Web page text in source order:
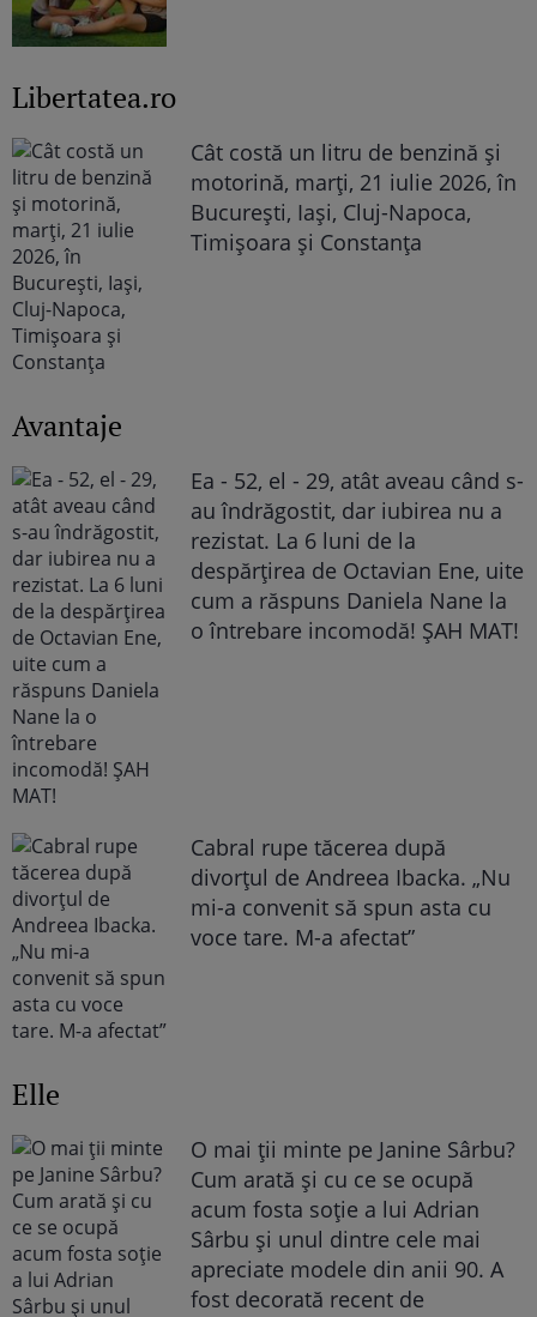
Libertatea.ro
Cât costă un litru de benzină și
motorină, marți, 21 iulie 2026, în
București, Iași, Cluj-Napoca,
Timișoara și Constanța
Avantaje
Ea - 52, el - 29, atât aveau când s-
au îndrăgostit, dar iubirea nu a
rezistat. La 6 luni de la
despărțirea de Octavian Ene, uite
cum a răspuns Daniela Nane la
o întrebare incomodă! ȘAH MAT!
Cabral rupe tăcerea după
divorțul de Andreea Ibacka. „Nu
mi-a convenit să spun asta cu
voce tare. M-a afectat”
Elle
O mai ții minte pe Janine Sârbu?
Cum arată și cu ce se ocupă
acum fosta soție a lui Adrian
Sârbu și unul dintre cele mai
apreciate modele din anii 90. A
fost decorată recent de